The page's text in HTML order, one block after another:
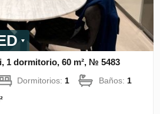
1 dormitorio, 60 m², № 5483
Dormitorios:1 Baños:1